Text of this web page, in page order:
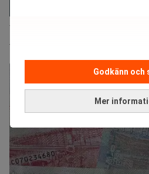
Mer
Godkänn och
Utdelningstakten högre i
världen